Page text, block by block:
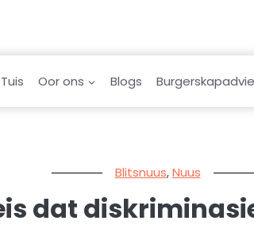
Tuis Oor ons Blogs
Blitsnuus, Nuus
dat